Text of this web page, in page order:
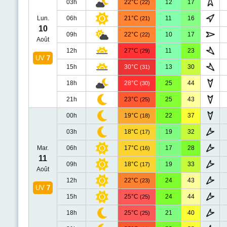
Lun.
10
Août
UV 7
03h 22°C (22) 12 17
06h 21°C (21) 11 16
09h 22°C (22) 10 17
12h 27°C (29) 11 23
15h 30°C (31) 13 30
18h 28°C (30) 25 44
21h 23°C (25) 25 43
Mar.
11
Août
UV 7
00h 19°C (18) 22 37
03h 18°C (17) 19 32
06h 17°C (16) 17 28
09h 18°C (17) 19 33
12h 22°C (23) 24 43
15h 25°C (25) 24 44
18h 25°C (25) 21 40